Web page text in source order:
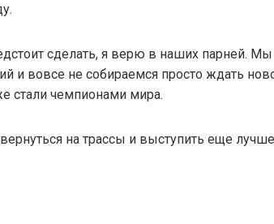
сделать, я верю в наших парней.
и вовсе не собираемся просто ждать
стали чемпионами мира.
на трассы и выступить еще